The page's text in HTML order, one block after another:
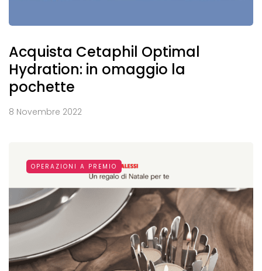
Acquista Cetaphil Optimal
Hydration: in omaggio la
pochette
8 Novembre 2022
OPERAZIONI A PREMIO